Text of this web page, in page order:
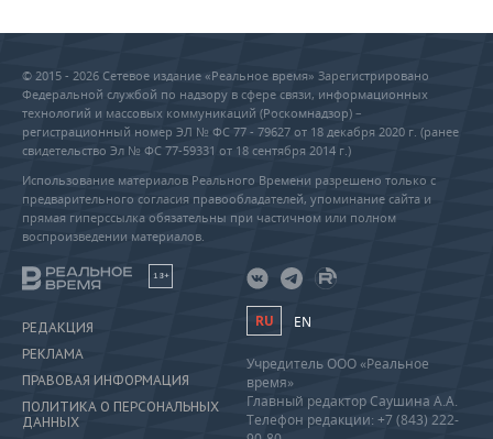
© 2015 - 2026 Сетевое издание «Реальное время» Зарегистрировано
Федеральной службой по надзору в сфере связи, информационных
технологий и массовых коммуникаций (Роскомнадзор) –
регистрационный номер ЭЛ № ФС 77 - 79627 от 18 декабря 2020 г. (ранее
свидетельство Эл № ФС 77-59331 от 18 сентября 2014 г.)
Использование материалов Реального Времени разрешено только с
предварительного согласия правообладателей, упоминание сайта и
прямая гиперссылка обязательны при частичном или полном
воспроизведении материалов.
18+
РЕДАКЦИЯ
РЕКЛАМА
ПРАВОВАЯ ИНФОРМАЦИЯ
ПОЛИТИКА О ПЕРСОНАЛЬНЫХ
ДАННЫХ
RU EN
Учредитель ООО «Реальное
время»
Главный редактор Саушина А.А.
Телефон редакции: +7 (843) 222-